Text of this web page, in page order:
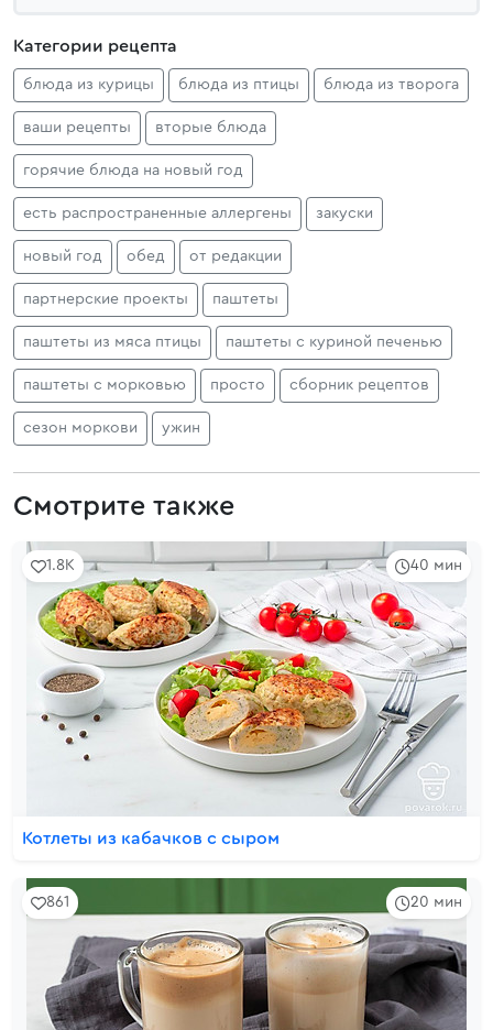
Категории рецепта
блюда из курицы блюда из птицы блюда из творога
ваши рецепты вторые блюда
горячие блюда на новый год
есть распространенные аллергены закуски
новый год обед от редакции
партнерские проекты паштеты
паштеты из мяса птицы паштеты с куриной печенью
паштеты с морковью просто сборник рецептов
сезон моркови ужин
Смотрите также
40 мин
1.8K
Котлеты из кабачков с сыром
20 мин
861